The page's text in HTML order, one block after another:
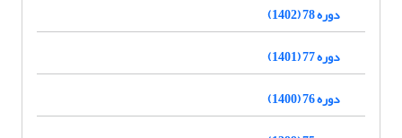
دوره 78 (1402)
دوره 77 (1401)
دوره 76 (1400)